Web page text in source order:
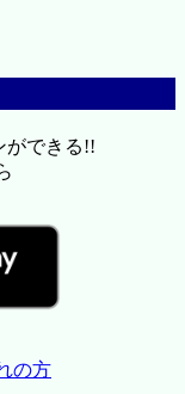
ができる!!
の方